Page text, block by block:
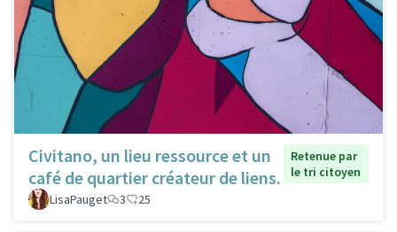
Civitano, un lieu ressource et un
café de quartier créateur de liens.
Retenue par
le tri citoyen
LisaPauget
3 25